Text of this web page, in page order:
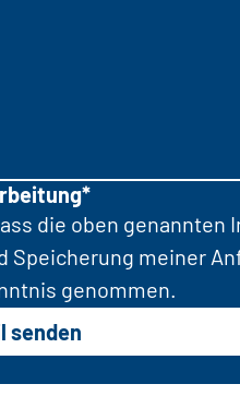
die oben genannten
Speicherung meiner
genommen.
senden